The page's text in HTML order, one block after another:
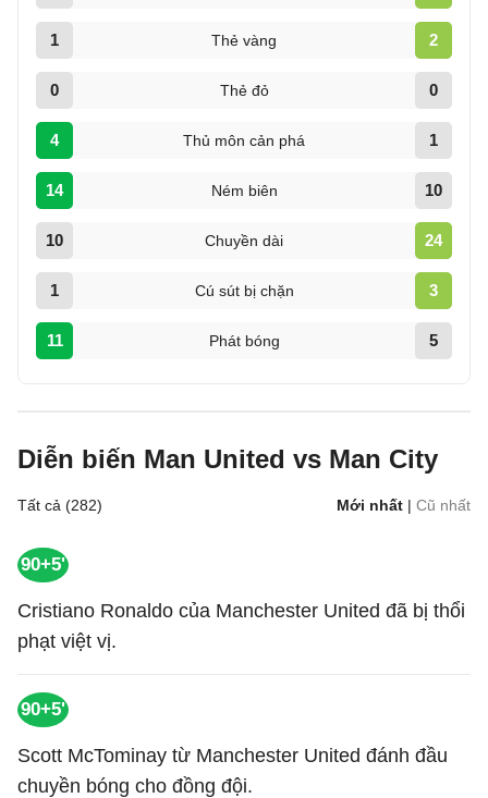
1 Thẻ vàng 2
0 Thẻ đỏ 0
4 Thủ môn cản phá 1
14 Ném biên 10
10 Chuyền dài 24
1 Cú sút bị chặn 3
11 Phát bóng 5
Diễn biến Man United vs Man City
Tất cả (282) Mới nhất | Cũ nhất
90+5'
Cristiano Ronaldo của Manchester United đã bị thổi
phạt việt vị.
90+5'
Scott McTominay từ Manchester United đánh đầu
chuyền bóng cho đồng đội.